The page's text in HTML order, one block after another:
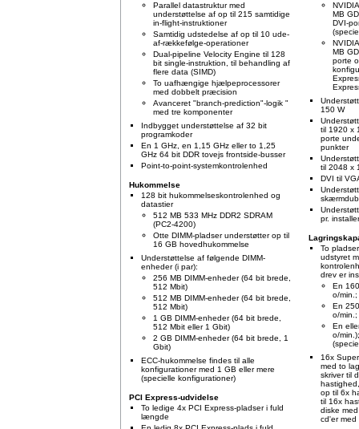
Parallel datastruktur med
understøttelse af op til 215 samtidige
in-flight-instruktioner
Samtidig udstedelse af op til 10 ude-
af-rækkefølge-operationer
Dual-pipeline Velocity Engine til 128
bit single-instruktion, til behandling af
flere data (SIMD)
To uafhængige hjælpeprocessorer
med dobbelt præcision
Avanceret "branch-prediction"-logik "
med tre komponenter
Indbygget understøttelse af 32 bit
programkoder
En 1 GHz, en 1,15 GHz eller to 1,25
GHz 64 bit DDR tovejs frontside-busser
Point-to-point-systemkontrolenhed
Hukommelse
128 bit hukommelseskontrolenhed og
datastier
512 MB 533 MHz DDR2 SDRAM
(PC2-4200)
Otte DIMM-pladser understøtter op til
16 GB hovedhukommelse
Understøttelse af følgende DIMM-
enheder (i par):
256 MB DIMM-enheder (64 bit brede,
512 Mbit)
512 MB DIMM-enheder (64 bit brede,
512 Mbit)
1 GB DIMM-enheder (64 bit brede,
512 Mbit eller 1 Gbit)
2 GB DIMM-enheder (64 bit brede, 1
Gbit)
ECC-hukommelse findes til alle
konfigurationer med 1 GB eller mere
(specielle konfigurationer)
PCI Express-udvidelse
To ledige 4x PCI Express-pladser i fuld
længde
MB
DVI-
MB
porte
150 W
til 1920 x
porte
punkter
til 2048 x
DVI til
pr.
To
udstyret
drev er
En
o/min.;
En
o/
En
o/
16x
med to
skriver til
op til 6x
til 16x
diske
cd'er